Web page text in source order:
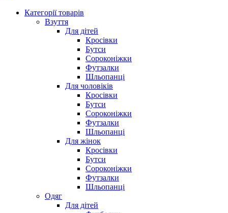
Категорії товарів
Взуття
Для дітей
Кросівки
Бутси
Сороконіжки
Футзалки
Шльопанці
Для чоловіків
Кросівки
Бутси
Сороконіжки
Футзалки
Шльопанці
Для жінок
Кросівки
Бутси
Сороконіжки
Футзалки
Шльопанці
Одяг
Для дітей